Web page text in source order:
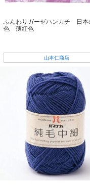
ふんわりガーゼハンカチ 日本
色 薄紅色
山本仁商店